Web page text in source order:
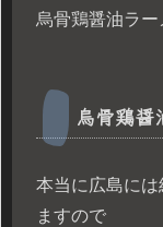
烏骨鶏醤油ラ
烏骨鶏醤
本当に広島に
ますので